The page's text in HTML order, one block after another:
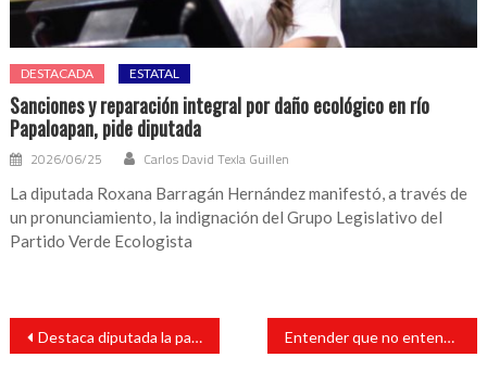
DESTACADA ESTATAL
Sanciones y reparación integral por daño ecológico en río
Papaloapan, pide diputada
2026/06/25 Carlos David Texla Guillen
La diputada Roxana Barragán Hernández manifestó, a través de
un pronunciamiento, la indignación del Grupo Legislativo del
Partido Verde Ecologista
Navegación
entradas
Destaca diputada la participación de la mujer en la vida política de Veracruz Entender que no entendemos